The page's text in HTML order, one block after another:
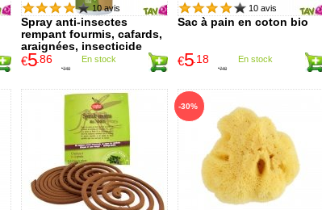
Spray anti-insectes
rempant fourmis, cafards,
araignées, insecticide
naturel 50ml
€7.40
€5.86 En stock
10 avis
Sac à pain en coton bio
€7.40
€5.18 En stock
10 avis
-30%